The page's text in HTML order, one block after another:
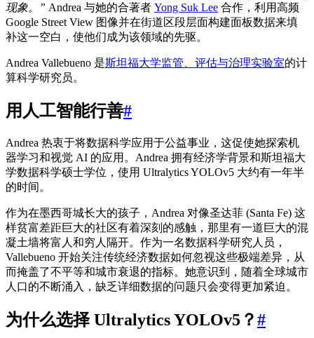
现象。” Andrea 与她的合著者 Yong Suk Lee 合作，利用高频
Google Street View 图像并在街道区段层面构建面板数据来填
补这一空白，使他们成为该领域的先驱。
Andrea Vallebueno 是斯坦福大学监管、评估与治理实验室的计
算科学研究员。
用人工智能行善#
Andrea 热衷于将数据科学应用于公益事业，这促使她探索机
器学习和视觉 AI 的应用。Andrea 拥有经济学背景和斯坦福大
学数据科学硕士学位，使用 Ultralytics YOLOv5 大约有一年半
的时间。
作为在墨西哥城长大的孩子，Andrea 对像圣达菲 (Santa Fe) 这
样贫富差距巨大的社区有着深刻的感触，那里有一道巨大的混
凝土墙将富人和穷人隔开。作为一名数据科学研究人员，
Vallebueno 开始关注传统经济数据如何忽视这些极端差异，从
而掩盖了不平等和城市衰退的指标。她意识到，随着全球城市
人口的不断涌入，缺乏详细数据的问题只会变得更加紧迫。
为什么选择 Ultralytics YOLOv5？#